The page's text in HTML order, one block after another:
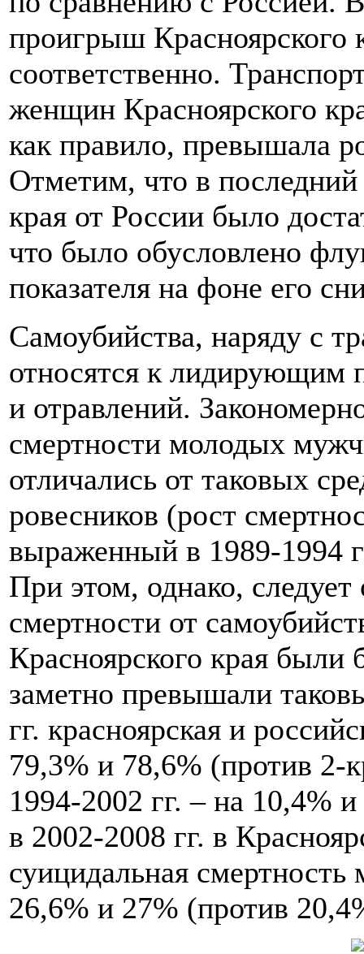
проигрыш Красноярского
соответственно.
женщин Красноярского
как правило, превышала
Отметим, что в последний
края от России было
что было обусловлено
показателя на фоне его
Самоубийства, наряду с
относятся к лидирующим
и отравлений.
смертности молодых
отличались от таковых
ровесников (рост
выраженный в 1989-1994
При этом, однако,
смертности от
Красноярского края были
заметно превышали
гг. красноярская и
79,3% и 78,6% (против 2-
1994-2002 гг. – на 10,4%
в 2002-2008 гг. в
суицидальная
26,6% и 27% (против